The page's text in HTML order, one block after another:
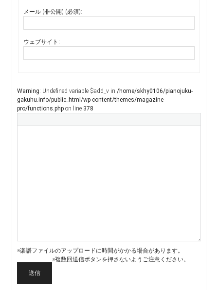
メール (非公開) (必須):
ウェブサイト:
Warning : Undefined variable $add_v in /home/skhy0106/pianojuku-
gakuhu.info/public_html/wp-content/themes/magazine-
pro/functions.php on line 378
※楽譜ファイルのアップロードに時間がかかる場合があります。
※複数回送信ボタンを押さないようご注意ください。
送信